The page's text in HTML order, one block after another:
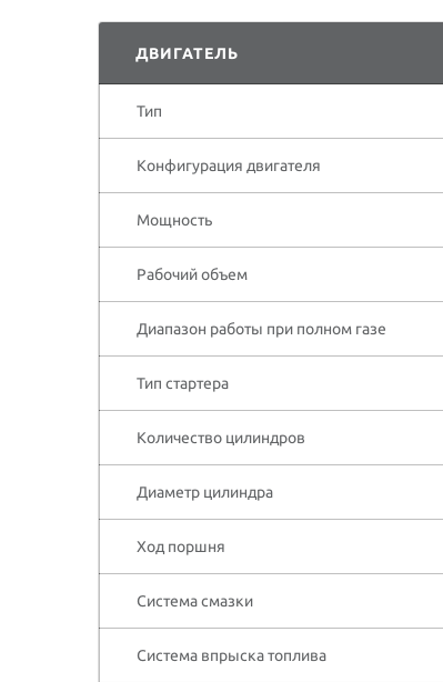
ДВИГАТЕЛЬ
Тип
Конфигурация двигателя
Мощность
Рабочий объем
Диапазон работы при полном газе
Тип стартера
Количество цилиндров
Диаметр цилиндра
Ход поршня
Система смазки
Система впрыска топлива